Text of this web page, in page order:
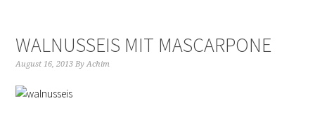
WALNUSSEIS MIT MASCARPONE
August 16, 2013 ByAchim